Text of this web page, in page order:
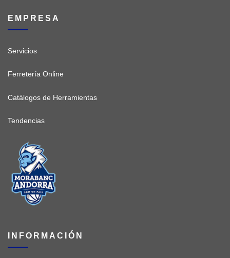
EMPRESA
Servicios
Ferretería Online
Catálogos de Herramientas
Tendencias
INFORMACIÓN